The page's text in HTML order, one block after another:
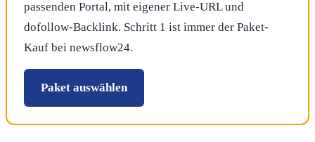
passenden Portal, mit eigener Live-URL und
dofollow-Backlink. Schritt 1 ist immer der Paket-
Kauf bei newsflow24.
Paket auswählen